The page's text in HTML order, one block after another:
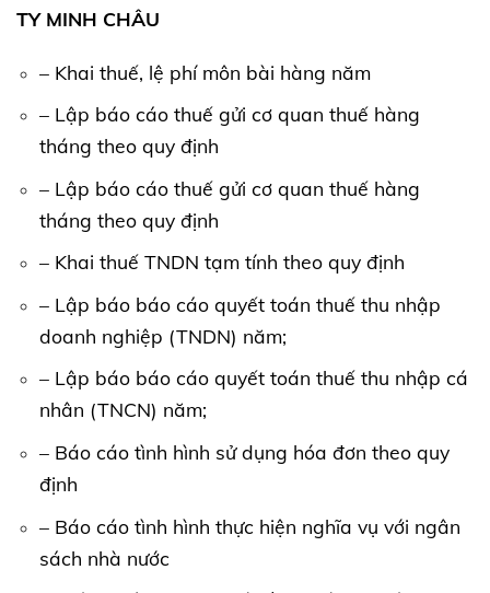
TY MINH CHÂU
– Khai thuế, lệ phí môn bài hàng năm
– Lập báo cáo thuế gửi cơ quan thuế hàng
tháng theo quy định
– Lập báo cáo thuế gửi cơ quan thuế hàng
tháng theo quy định
– Khai thuế TNDN tạm tính theo quy định
– Lập báo báo cáo quyết toán thuế thu nhập
doanh nghiệp (TNDN) năm;
– Lập báo báo cáo quyết toán thuế thu nhập cá
nhân (TNCN) năm;
– Báo cáo tình hình sử dụng hóa đơn theo quy
định
– Báo cáo tình hình thực hiện nghĩa vụ với ngân
sách nhà nước